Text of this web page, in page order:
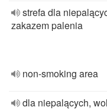
strefa dla
zakazem palenia
non-smoking area
dla niepalących,